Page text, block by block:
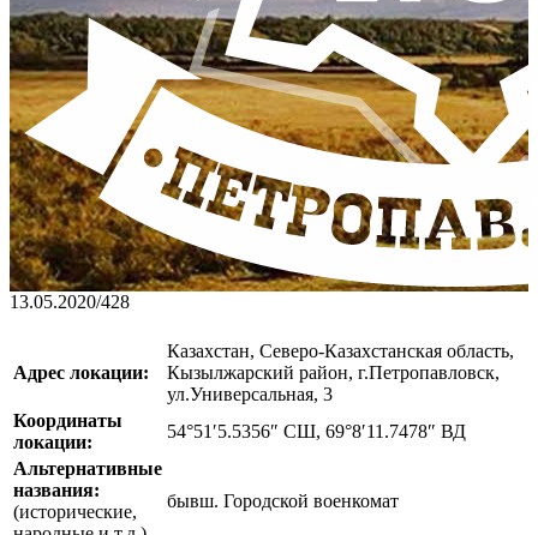
13.05.2020/428
Адрес локации:
Казахстан, Северо-Казахстанская область,
Кызылжарский район, г.Петропавловск,
ул.Универсальная, 3
Координаты
локации:
54°51′5.5356″ СШ, 69°8′11.7478″ ВД
Альтернативные
названия:
(исторические,
бывш. Городской военкомат